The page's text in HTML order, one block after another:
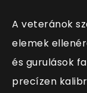
A veteránok
elemek
és gurulások
precízen